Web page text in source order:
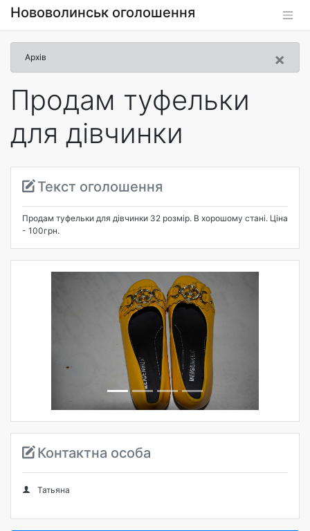
Нововолинськ оголошення
×
Архів
Продам туфельки
для дівчинки
Текст оголошення
Продам туфельки для дівчинки 32 розмір. В хорошому стані. Ціна
- 100грн.
Контактна особа
Татьяна